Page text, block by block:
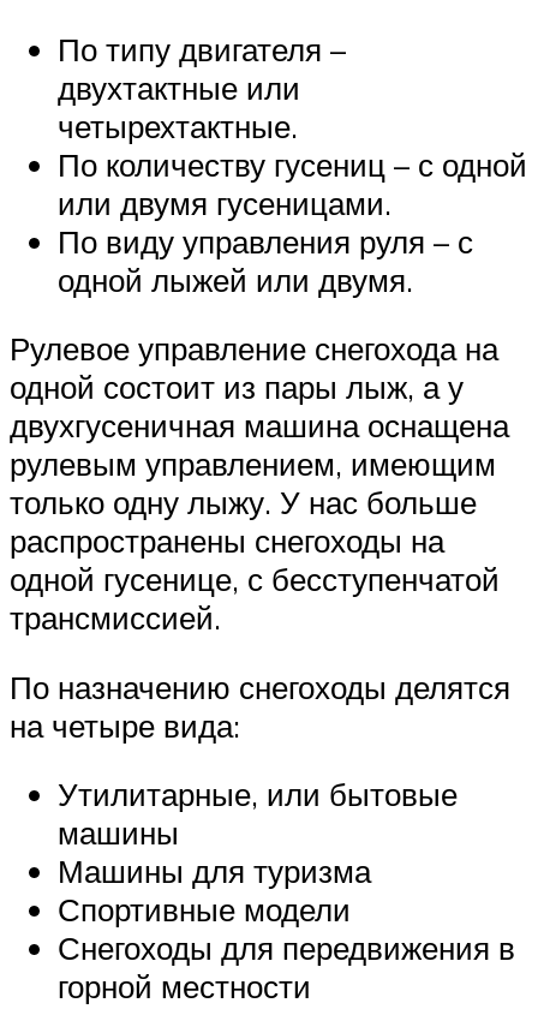
По типу двигателя –
двухтактные или
четырехтактные.
По количеству гусениц – с одной
или двумя гусеницами.
По виду управления руля – с
одной лыжей или двумя.
Рулевое управление снегохода на
одной состоит из пары лыж, а у
двухгусеничная машина оснащена
рулевым управлением, имеющим
только одну лыжу. У нас больше
распространены снегоходы на
одной гусенице, с бесступенчатой
трансмиссией.
По назначению снегоходы делятся
на четыре вида:
Утилитарные, или бытовые
машины
Машины для туризма
Спортивные модели
Снегоходы для передвижения в
горной местности